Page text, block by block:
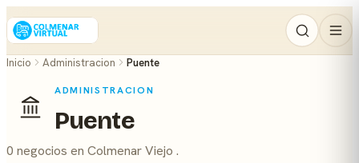
Inicio Administracion Puente
ADMINISTRACION
Puente
0 negocios en Colmenar Viejo .